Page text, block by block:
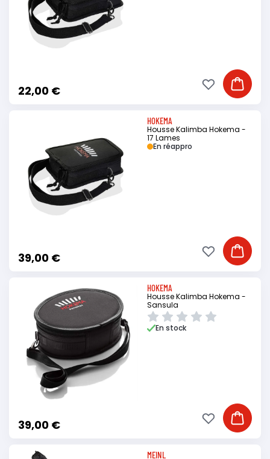
22,00 € Ajouter
Ajouter à ma
HOKEMA
Housse Kalimba Hokema -
17 Lames
39,00 €
En réappro
Ajouter
Ajouter à ma
HOKEMA
Housse Kalimba Hokema -
Sansula
39,00 €
En stock
Ajouter
Ajouter à ma
MEINL